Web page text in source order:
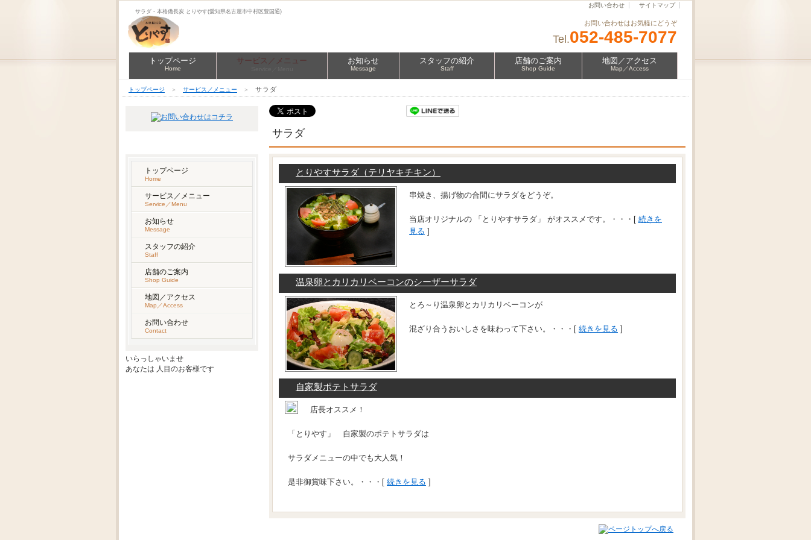
サラダ - 本格備長炭 とりやす(愛知県名古屋市中村区豊国通)
お問い合わせはお気軽にどうぞ
Tel.052-485-7077
お問い合わせ サイトマップ
トップページ
Home
サービス／メニュー お知らせ
Message
スタッフの紹介
Staff
店舗のご案内
Shop Guide
地図／アクセス
Map／Access
トップページ ＞ サービス／メニュー ＞ サラダ
サラダ
とりやすサラダ（テリヤキチキン）
串焼き、揚げ物の合間にサラダをどうぞ。
当店オリジナルの 「とりやすサラダ」 がオススメです。・・・[ 続きを
見る ]
温泉卵とカリカリベーコンのシーザーサラダ
とろ～り温泉卵とカリカリベーコンが
混ざり合うおいしさを味わって下さい。・・・[ 続きを見る ]
自家製ポテトサラダ
店長オススメ！
「とりやす」 自家製のポテトサラダは
サラダメニューの中でも大人気！
是非御賞味下さい。・・・[ 続きを見る ]
トップページ
Home
サービス／メニュー
Service／Menu
お知らせ
Message
スタッフの紹介
Staff
店舗のご案内
Shop Guide
地図／アクセス
Map／Access
お問い合わせ
Contact
いらっしゃいませ
あなたは 人目のお客様です